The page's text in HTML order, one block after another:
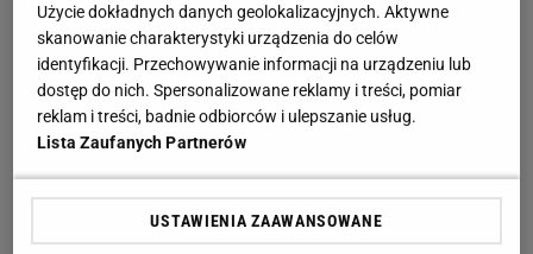
Użycie dokładnych danych geolokalizacyjnych. Aktywne
skanowanie charakterystyki urządzenia do celów
identyfikacji. Przechowywanie informacji na urządzeniu lub
dostęp do nich. Spersonalizowane reklamy i treści, pomiar
reklam i treści, badnie odbiorców i ulepszanie usług.
Lista Zaufanych Partnerów
USTAWIENIA ZAAWANSOWANE